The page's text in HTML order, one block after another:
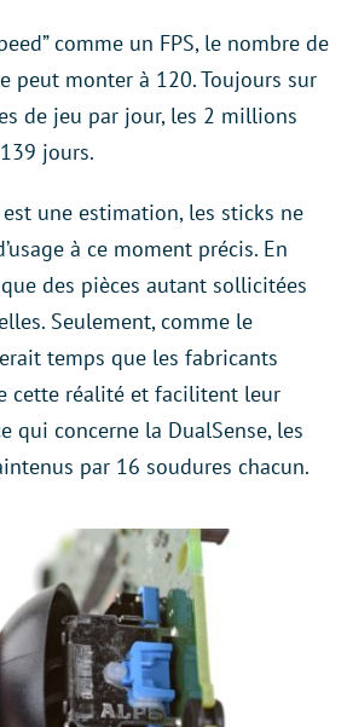
comme un FPS, le nombre de
peut monter à 120. Toujours sur
de jeu par jour, les 2 millions
jours.
une estimation, les sticks ne
à ce moment précis. En
des pièces autant sollicitées
Seulement, comme le
temps que les fabricants
cette réalité et facilitent leur
qui concerne la DualSense, les
par 16 soudures chacun.